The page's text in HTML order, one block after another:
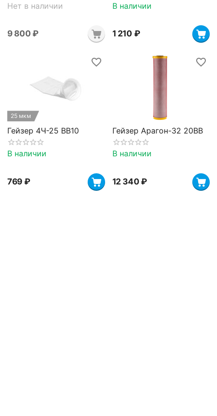
Нет в наличии
9 800 ₽
В наличии
1 210 ₽
25 мкм
Гейзер 4Ч-25 BB10
В наличии
‍769‍ ₽
Гейзер Арагон-32 20BB
В наличии
12 340 ₽